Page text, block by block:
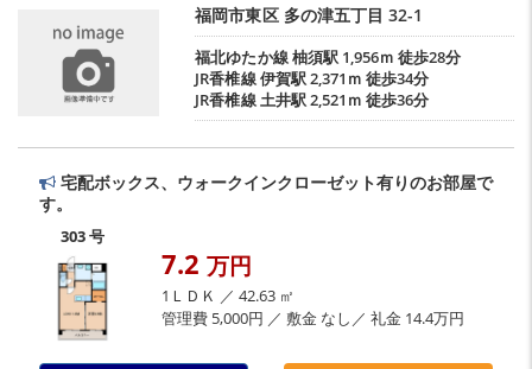
福岡市東区 多の津五丁目 32-1
福北ゆたか線柚須駅1,956ｍ 徒歩28分
JR香椎線伊賀駅2,371ｍ 徒歩34分
JR香椎線 土井駅2,521ｍ 徒歩36分
宅配ボックス、ウォークインクローゼット有りのお部屋で
す。
303 号
7.2 万円
1ＬＤＫ ／ 42.63 ㎡
管理費 5,000円 ／ 敷金 なし／ 礼金 14.4万円